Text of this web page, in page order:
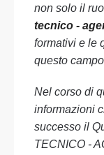
non solo il
tecnico -
formativi e le
questo
Nel corso di
informazioni
successo il
TECNICO -